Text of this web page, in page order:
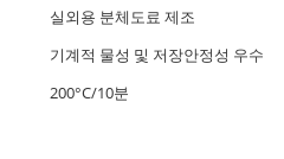
실외용 분체도료 제조
기계적 물성 및 저장안정성 우수
200°C/10분